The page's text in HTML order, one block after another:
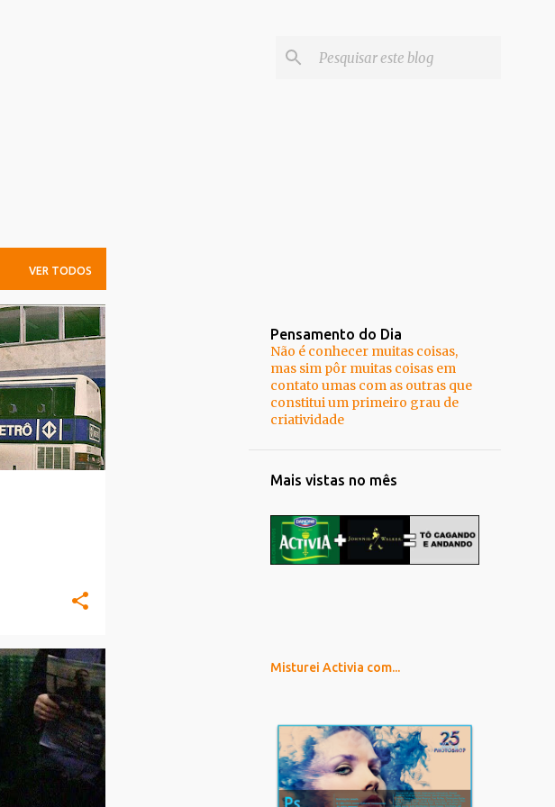
VER TODOS
Pensamento do Dia
Não é conhecer muitas coisas,
mas sim pôr muitas coisas em
contato umas com as outras que
constitui um primeiro grau de
criatividade
Mais vistas no mês
Misturei Activia com...